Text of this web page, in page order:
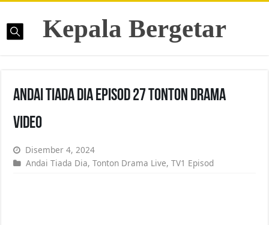
Kepala Bergetar
Andai Tiada Dia Episod 27 Tonton Drama
Video
Disember 4, 2024
Andai Tiada Dia,Tonton Drama Live,TV1 Episod